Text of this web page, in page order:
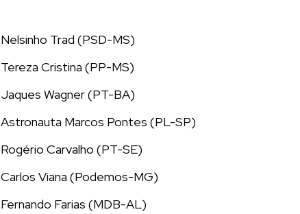
Nelsinho Trad (PSD-MS)
Tereza Cristina (PP-MS)
Jaques Wagner (PT-BA)
Astronauta Marcos Pontes (PL-SP)
Rogério Carvalho (PT-SE)
Carlos Viana (Podemos-MG)
Fernando Farias (MDB-AL)